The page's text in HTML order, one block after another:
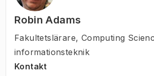
Robin Adams
Fakultetslärare, Computing
informationsteknik
Kontakt